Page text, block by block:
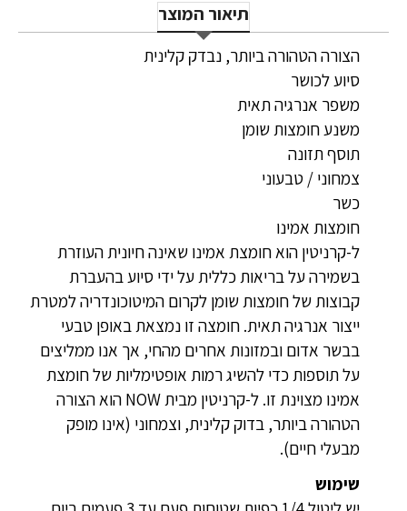
תיאור המוצר
הצורה הטהורה ביותר, נבדק קלינית
סיוע לכושר
משפר אנרגיה תאית
משנע חומצות שומן
תוסף תזונה
צמחוני / טבעוני
כשר
חומצות אמינו
ל-קרניטין הוא חומצת אמינו שאינה חיונית העוזרת
בשמירה על בריאות כללית על ידי סיוע בהעברת
קבוצות של חומצות שומן לקרום המיטוכונדריה למטרת
ייצור אנרגיה תאית. חומצה זו נמצאת באופן טבעי
בבשר אדום ובמזונות אחרים מהחי, אך אנו ממליצים
על תוספות כדי להשיג רמות אופטימליות של חומצת
אמינו מצוינת זו. ל-קרניטין מבית NOW הוא הצורה
הטהורה ביותר, בדוק קלינית, וצמחוני (אינו מופק
מבעלי חיים).
שימוש